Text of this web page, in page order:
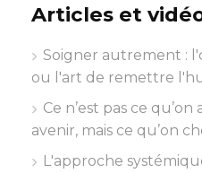
Articles et
Soigner autrement :
ou l'art de remettre
Ce n’est pas ce
avenir, mais ce qu’on
L'approche